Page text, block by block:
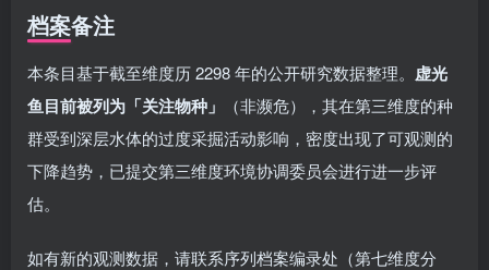
档案备注
本条目基于截至维度历 2298 年的公开研究数据整理。 虚光
鱼目前被列为「关注物种」
（非濒危），其在第三维度的种
群受到深层水体的过度采掘活动影响，密度出现了可观测的
下降趋势，已提交第三维度环境协调委员会进行进一步评
估。
如有新的观测数据，请联系序列档案编录处（第七维度分